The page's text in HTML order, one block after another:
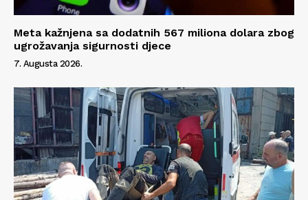
Meta kažnjena sa dodatnih 567 miliona dolara zbog
ugrožavanja sigurnosti djece
7. Augusta 2026.